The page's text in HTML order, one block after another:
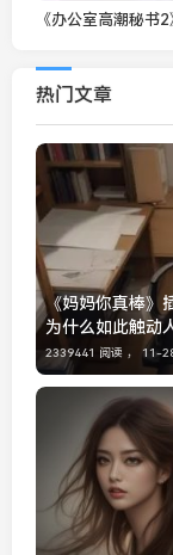
热门文章
《妈妈你真棒》
为什么如此触动
2339441 阅读 ， 11-